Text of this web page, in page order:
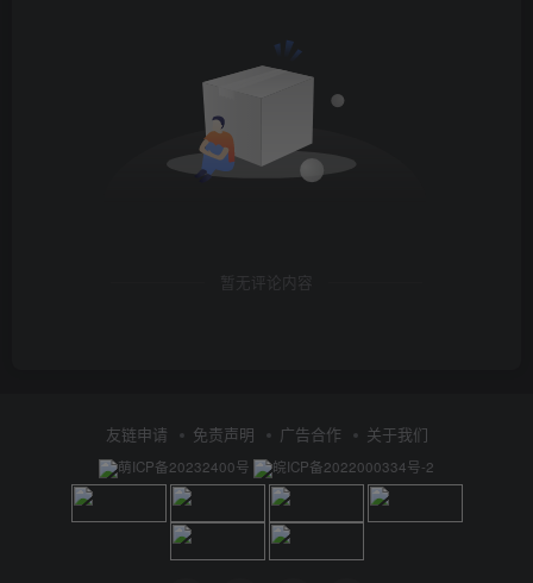
暂无评论内容
友链申请 免责声明 广告合作 关于我们
萌ICP备20232400号 皖ICP备2022000334号-2